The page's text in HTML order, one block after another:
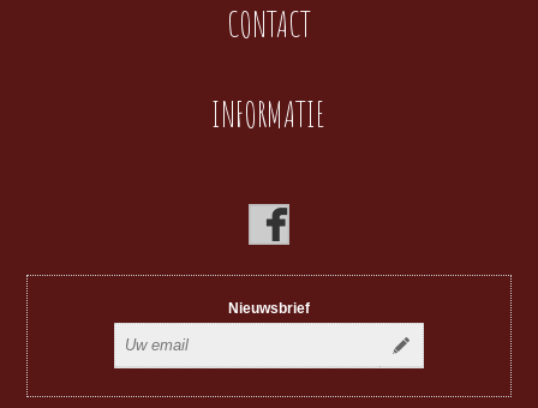
CONTACT
INFORMATIE
Nieuwsbrief